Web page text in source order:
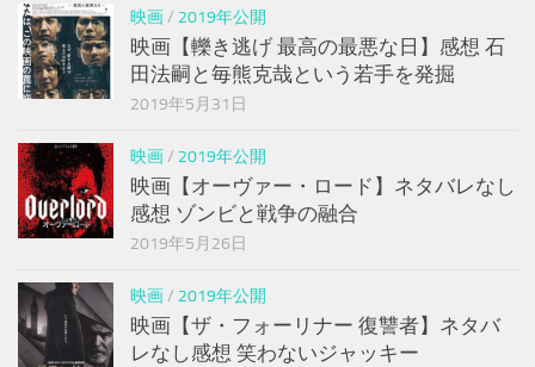
映画/ 2019年公開
映画【轢き逃げ 最高の最悪な日】感想 石
田法嗣と毎熊克哉という若手を発掘
2019年5月31日
映画/ 2019年公開
映画【オーヴァー・ロード】ネタバレなし
感想 ゾンビと戦争の融合
2019年5月26日
映画/ 2019年公開
映画【ザ・フォーリナー 復讐者】ネタバ
レなし感想 笑わないジャッキー